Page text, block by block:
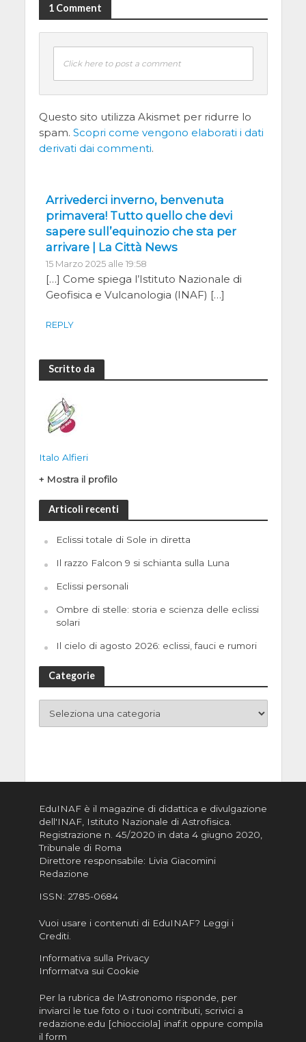
1 Comment
Click here to post a comment
Questo sito utilizza Akismet per ridurre lo
spam. Scopri come vengono elaborati i dati
derivati dai commenti.
Arrivederci inverno, benvenuta
primavera! Tutto quello che devi
sapere sull’equinozio che sta per
arrivare | La Città News
15 Marzo 2025 alle 19:58
[…] Come spiega l’Istituto Nazionale di
Geofisica e Vulcanologia (INAF) […]
REPLY
Scritto da
Italo Alfieri
+ Mostra il profilo
Articoli recenti
Eclissi totale di Sole in diretta
Il razzo Falcon 9 si schianta sulla Luna
Eclissi personali
Ombre di stelle: storia e scienza delle eclissi
solari
Il cielo di agosto 2026: eclissi, fauci e rumori
Categorie
EduINAF è il magazine di didattica e divulgazione
dell'INAF, Istituto Nazionale di Astrofisica.
Registrazione n. 45/2020 in data 4 giugno 2020,
Tribunale di Roma
Direttore responsabile: Livia Giacomini
Redazione
ISSN: 2785-0684
Vuoi usare i contenuti di EduINAF? Leggi i
Crediti.
Informativa sulla Privacy
Informatva sui Cookie
Per la rubrica de l'Astronomo risponde, per
inviarci le tue foto o i tuoi contributi, scrivici a
redazione.edu [chiocciola] inaf.it oppure compila
il form